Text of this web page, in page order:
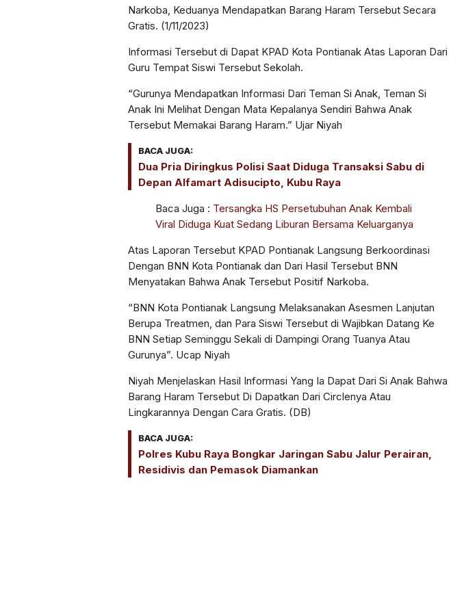
Narkoba, Keduanya Mendapatkan Barang Haram Tersebut Secara
Gratis. (1/11/2023)
Informasi Tersebut di Dapat KPAD Kota Pontianak Atas Laporan Dari
Guru Tempat Siswi Tersebut Sekolah.
“Gurunya Mendapatkan Informasi Dari Teman Si Anak, Teman Si
Anak Ini Melihat Dengan Mata Kepalanya Sendiri Bahwa Anak
Tersebut Memakai Barang Haram.” Ujar Niyah
BACA JUGA:
Dua Pria Diringkus Polisi Saat Diduga Transaksi Sabu di
Depan Alfamart Adisucipto, Kubu Raya
Baca Juga : Tersangka HS Persetubuhan Anak Kembali
Viral Diduga Kuat Sedang Liburan Bersama Keluarganya
Atas Laporan Tersebut KPAD Pontianak Langsung Berkoordinasi
Dengan BNN Kota Pontianak dan Dari Hasil Tersebut BNN
Menyatakan Bahwa Anak Tersebut Positif Narkoba.
“BNN Kota Pontianak Langsung Melaksanakan Asesmen Lanjutan
Berupa Treatmen, dan Para Siswi Tersebut di Wajibkan Datang Ke
BNN Setiap Seminggu Sekali di Dampingi Orang Tuanya Atau
Gurunya”. Ucap Niyah
Niyah Menjelaskan Hasil Informasi Yang Ia Dapat Dari Si Anak Bahwa
Barang Haram Tersebut Di Dapatkan Dari Circlenya Atau
Lingkarannya Dengan Cara Gratis. (DB)
BACA JUGA:
Polres Kubu Raya Bongkar Jaringan Sabu Jalur Perairan,
Residivis dan Pemasok Diamankan